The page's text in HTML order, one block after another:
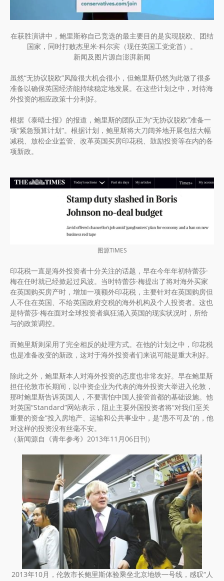
在获胜演讲中，鲍里斯称自己竞选的最主要目的是实现脱欧、团结
国家，同时打败杰里米·科尔宾（现任英国工党党首）。
新闻及图片源自澎湃新闻
虽然“无协议脱欧”风险很大机会很小，但鲍里斯仍然为此做了很多
准备以确保英国经济能持续稳定地发展。在这些计划之中，对待海
外投资的相应政策十分利好。
根据《泰晤士报》的报道，鲍里斯的团队正为“无协议脱欧”准备一
项“紧急预算计划”。根据计划，鲍里斯将大刀阔斧地开展包括大幅
减税、放松企业监管、改革英国买房印花税、鼓励投资等在内的各
项新政。
图源TIMES
印花税一直是海外投资者十分关注的话题，早在今年年初特蕾莎·
梅在任时就已经掀起过风波。当时特蕾莎·梅提出了将对海外买家
在英国购买房产时，增加一项额外印花税，主要针对在英国购房但
人不住在英国、不给英国政府交税的海外机构及个人投资者。这也
是特蕾莎·梅在面对全球投资者疯狂涌入英国的现实状况时，所给
与的政策调控。
而鲍里斯则采用了完全相反的处理方式。在他的计划之中，印花税
也是准备改变的新政，这对于海外投资者们来说可能是重大利好。
除此之外，鲍里斯本人对海外投资的态度也非常友好。早在鲍里斯
担任伦敦市长期间，以中资企业为代表的海外投资大举进入伦敦，
那时鲍里斯告诉英国人，不要害怕中国人接管首都的基础设施。他
对英国“Standard”网站表示，阻止主要外国投资者将“对我们至关
重要的资金”投入房地产、运输和公共事业中，是“愚不可及”的，他
对这样的投资没有丝毫不安。
（新闻源自《青年参考》2013年11月06日刊）
2013年10月，伦敦市长鲍里斯体验乘坐北京地铁一号线，感叹“人